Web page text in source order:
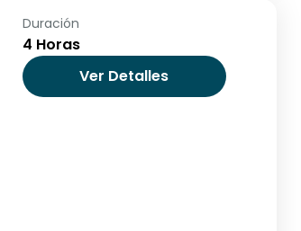
Duración
4 Horas
Ver Detalles